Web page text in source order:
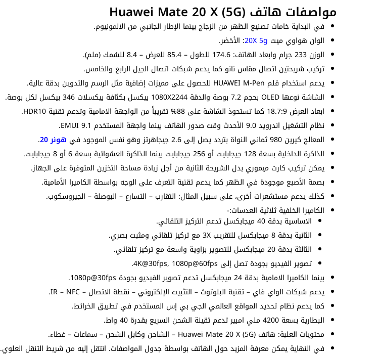
مواصفات هاتف Huawei Mate 20 X (5G)
في البداية خامات تصنيع الظهر من الزجاج بينما الإطار الجانبي من الالمونيوم.
الوان هواوي ميت 20X 5g: الأخضر.
الوزن 233 جرام وابعاد الهاتف: 174.6 للطول – 85.4 للعرض – 8.4 للسُمك (ملم).
تركيب شريحتين اتصال مقاس نانو كما يدعم شبكات اتصال الجيل الرابع والخامس.
يدعم استخدام قلم HUAWEI M-Pen للحصول على مميزات إضافية مثل الرسم والتدوين بدقة عالية.
الشاشة نوعها OLED بحجم 7.2 بوصة والدقة 1080X2244 بيكسل بكثافة بيكسلات 346 بيكسل لكل بوصة.
ابعاد العرض 18.7:9 كما تستحوذ الشاشة على 88% تقريباً من الواجهة الامامية وتدعم تقنية HDR10.
نظام التشغيل اندرويد 9.0 الأحدث وقت صدور الهاتف بينما واجهة المستخدم EMUI 9.1.
المعالج كيرين 980 ثماني النواة بتردد يصل إلى 2.6 جيجاهرتز وهو نفس الموجود في
هونر 20
.
الذاكرة الداخلية بسعة 128 جيجابايت أو 256 جيجابايت بينما الذاكرة العشوائية بسعة 6 أو 8 جيجابايت.
يمكن تركيب كارت ميموري بدل الشريحة الثانية من أجل زيادة مساحة التخزين المتوفرة على الجهاز.
بصمة الأصبع موجودة في الظهر كما يدعم تقنية التعرف على الوجه بواسطة الكاميرا الأمامية.
كذلك يدعم مستشعرات أخرى، على سبيل المثال: التقارب – التسارع – البوصلة – الجيروسكوب.
الكاميرا الخلفية ثلاثية العدسات:-
الاساسية بدقة 40 ميجابكسل تدعم التركيز التلقائي.
الثانية بدقة 8 ميجابكسل للتقريب 3X مع تركيز تلقائي ومثبت بصري.
الثالثة بدقة 20 ميجابكسل للتصوير بزاوية واسعة مع تركيز تلقائي.
تصوير الفيديو بجودة تصل إلى 4K@30fps, 1080p@60fps.
بينما الكاميرا الامامية بدقة 24 ميجابكسل تدعم تصوير الفيديو بجودة 1080p@30fps.
يدعم شبكات الواي فاي – تقنية البلوتوث – التثبيت الإلكتروني – نقطة الاتصال – IR – NFC.
كما يدعم نظام تحديد المواقع العالمي الجي بي إس المستخدم في تطبيق الخرائط.
البطارية بسعة 4200 ملي امبير تدعم تقينة الشحن السريع بقدرة 40 واط.
محتويات العلبة: هاتف Huawei Mate 20 X (5G) – الشاحن وكابل الشحن – سماعات – غطاء.
في النهاية يمكن معرفة المزيد حول الهاتف بواسطة جدول المواصفات. انتقل إليه من شريط التنقل العلوي.